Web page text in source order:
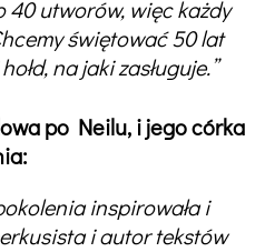
40 utworów, więc każdy
świętować 50 lat
na jaki zasługuje.”
po Neilu, i jego córka
inspirowała i
i autor tekstów